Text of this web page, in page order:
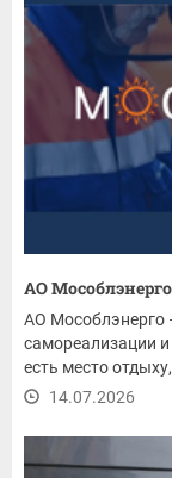
АО
АО Мособлэнерго
самореализации
есть место
14.07.2026